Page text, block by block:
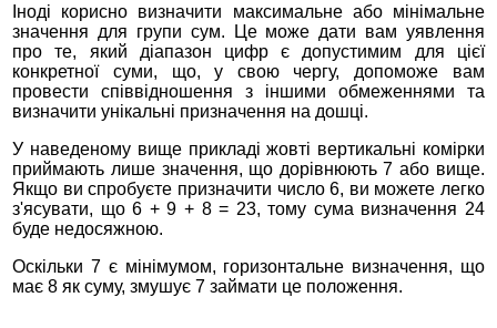
Іноді корисно визначити максимальне або мінімальне
значення для групи сум. Це може дати вам уявлення
про те, який діапазон цифр є допустимим для цієї
конкретної суми, що, у свою чергу, допоможе вам
провести співвідношення з іншими обмеженнями та
визначити унікальні призначення на дошці.
У наведеному вище прикладі жовті вертикальні комірки
приймають лише значення, що дорівнюють 7 або вище.
Якщо ви спробуєте призначити число 6, ви можете легко
з'ясувати, що 6 + 9 + 8 = 23, тому сума визначення 24
буде недосяжною.
Оскільки 7 є мінімумом, горизонтальне визначення, що
має 8 як суму, змушує 7 займати це положення.